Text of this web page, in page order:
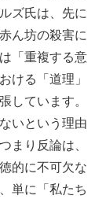
ズ氏は、先に
ん坊の殺害に
「重複する意
ける「道理」
しています。
いという理由
まり反論は、
的に不可欠な
単に「私たち